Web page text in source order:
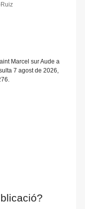
Marcel sur Aude a
7 agost de 2026,